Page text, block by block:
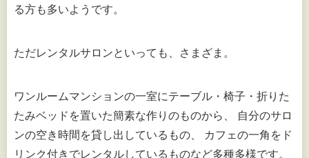
る方も多いようです。
ただレンタルサロンといっても、さまざま。
ワンルームマンションの一室にテーブル・椅子・折りた
たみベッドを置いた簡素な作りのものから、 自分のサロ
ンの空き時間を貸し出しているもの、 カフェの一角をド
リンク付きでレンタルしているものなど多種多様です。